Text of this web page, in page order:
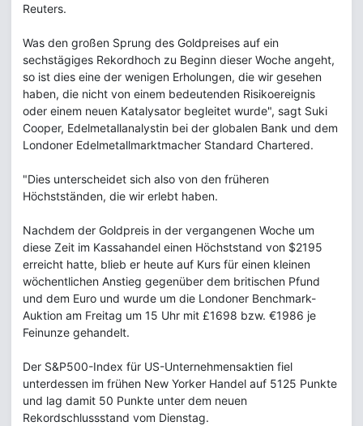
Reuters.
Was den großen Sprung des Goldpreises auf ein
sechstägiges Rekordhoch zu Beginn dieser Woche angeht,
so ist dies eine der wenigen Erholungen, die wir gesehen
haben, die nicht von einem bedeutenden Risikoereignis
oder einem neuen Katalysator begleitet wurde", sagt Suki
Cooper, Edelmetallanalystin bei der globalen Bank und dem
Londoner Edelmetallmarktmacher Standard Chartered.
"Dies unterscheidet sich also von den früheren
Höchstständen, die wir erlebt haben.
Nachdem der Goldpreis in der vergangenen Woche um
diese Zeit im Kassahandel einen Höchststand von $2195
erreicht hatte, blieb er heute auf Kurs für einen kleinen
wöchentlichen Anstieg gegenüber dem britischen Pfund
und dem Euro und wurde um die Londoner Benchmark-
Auktion am Freitag um 15 Uhr mit £1698 bzw. €1986 je
Feinunze gehandelt.
Der S&P500-Index für US-Unternehmensaktien fiel
unterdessen im frühen New Yorker Handel auf 5125 Punkte
und lag damit 50 Punkte unter dem neuen
Rekordschlussstand vom Dienstag.